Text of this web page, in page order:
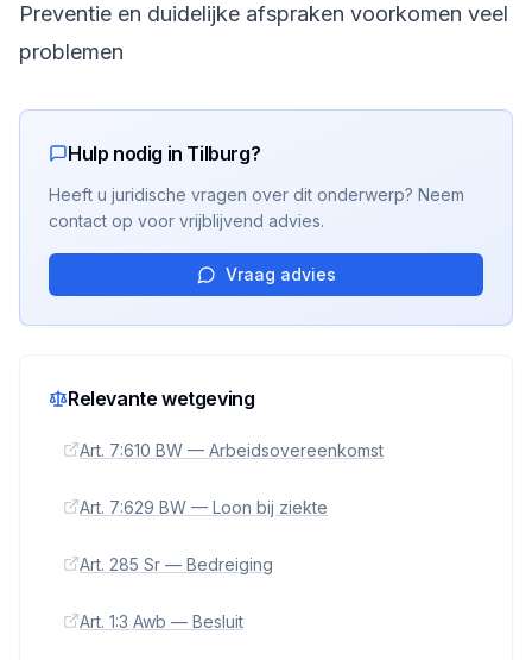
Preventie en duidelijke afspraken voorkomen veel
problemen
Hulp nodig in Tilburg?
Heeft u juridische vragen over dit onderwerp? Neem
contact op voor vrijblijvend advies.
Vraag advies
Relevante wetgeving
Art. 7:610 BW — Arbeidsovereenkomst
Art. 7:629 BW — Loon bij ziekte
Art. 285 Sr — Bedreiging
Art. 1:3 Awb — Besluit